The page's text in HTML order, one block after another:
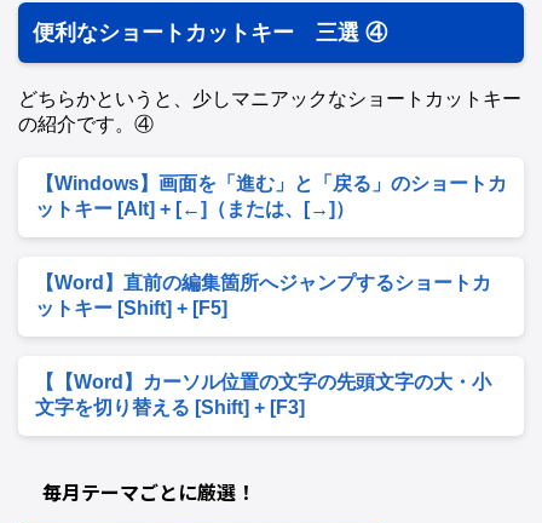
便利なショートカットキー 三選 ④
どちらかというと、少しマニアックなショートカットキー
の紹介です。④
【Windows】画面を「進む」と「戻る」のショートカ
ットキー [Alt] + [←]（または、[→]）
【Word】直前の編集箇所へジャンプするショートカ
ットキー [Shift] + [F5]
【【Word】カーソル位置の文字の先頭文字の大・小
文字を切り替える [Shift] + [F3]
毎月テーマごとに厳選！